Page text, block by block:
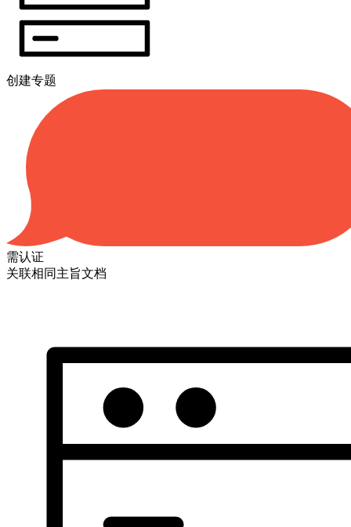
创建专题
需认证
关联相同主旨文档